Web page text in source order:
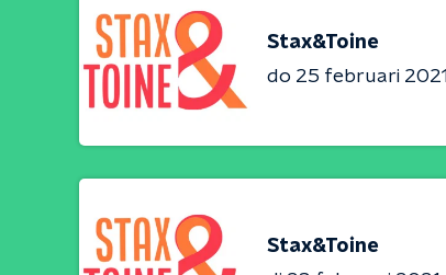
Stax&Toine
do 25 februari 2021
Stax&Toine